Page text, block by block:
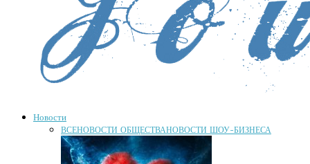
Новости
ВСЕНОВОСТИ ОБЩЕСТВАНОВОСТИ ШОУ-БИЗНЕСА